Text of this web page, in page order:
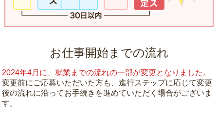
お仕事開始までの流れ
2024年4月に、就業までの流れの一部が変更となりました。
変更前にご応募いただいた方も、進行ステップに応じて変更
後の流れに沿ってお手続きを進めていただく場合がございま
す。